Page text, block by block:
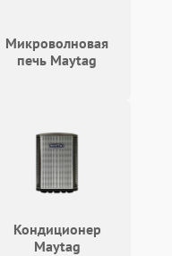
Микроволновая
печь Maytag
Кондиционер
Maytag